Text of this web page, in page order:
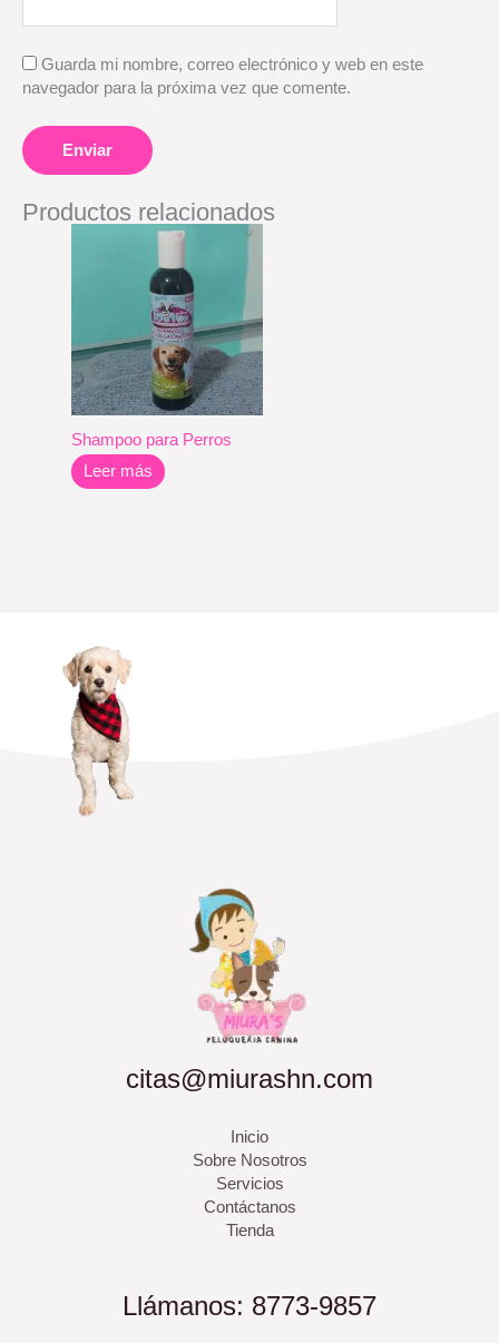
Guarda mi nombre, correo electrónico y web en este
navegador para la próxima vez que comente.
Productos relacionados
Shampoo para Perros
Leer más
citas@miurashn.com
Inicio
Sobre Nosotros
Servicios
Contáctanos
Tienda
Llámanos: 8773-9857